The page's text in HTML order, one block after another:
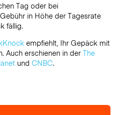
Tag oder bei
in Höhe der Tagesrate
fällig.
empfiehlt, Ihr Gepäck mit
Auch erschienen in der The
und CNBC.